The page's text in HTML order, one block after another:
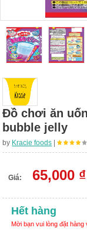
Đồ chơi ăn
bubble jelly
by Kracie foods |
Giá: 65,000 ₫
Hết hàng
Mời bạn vui lòng đặt